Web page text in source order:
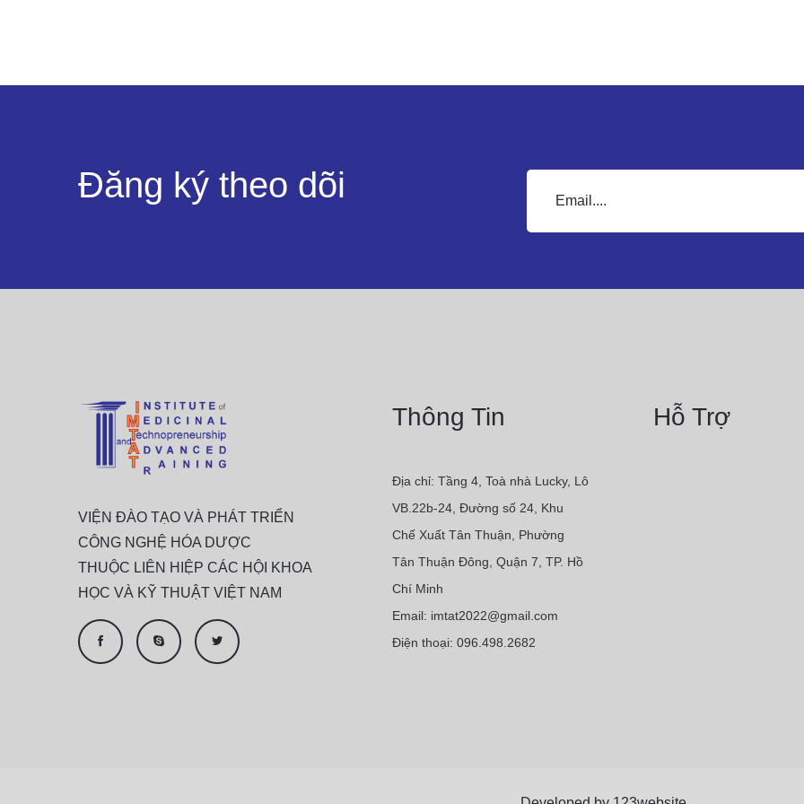
Đăng ký theo dõi
VIỆN ĐÀO TẠO VÀ PHÁT TRIỂN
CÔNG NGHỆ HÓA DƯỢC
THUỘC LIÊN HIỆP CÁC HỘI KHOA
HỌC VÀ KỸ THUẬT VIỆT NAM
Thông Tin
Địa chỉ: Tầng 4, Toà nhà Lucky, Lô
VB.22b-24, Đường số 24, Khu
Chế Xuất Tân Thuận, Phường
Tân Thuận Đông, Quận 7, TP. Hồ
Chí Minh
Email: imtat2022@gmail.com
Điện thoại: 096.498.2682
Hỗ Trợ